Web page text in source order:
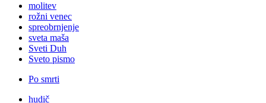
molitev
rožni venec
spreobrnjenje
sveta maša
Sveti Duh
Sveto pismo
Po smrti
hudič